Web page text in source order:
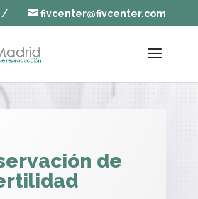
fivcenter@fivcenter.com
de